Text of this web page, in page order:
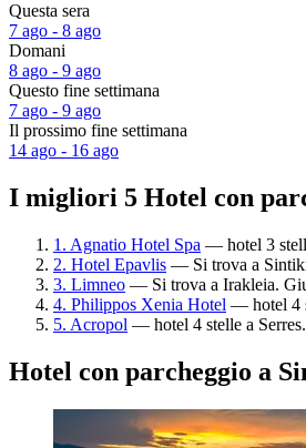
Questa sera
7 ago - 8 ago
Domani
8 ago - 9 ago
Questo fine settimana
7 ago - 9 ago
Il prossimo fine settimana
14 ago - 16 ago
I migliori 5 Hotel con
1. Agnatio Hotel Spa — hotel 3
2. Hotel Epavlis — Si trova a
3. Limneo — Si trova a Irakleia.
4. Philippos Xenia Hotel — hotel 4
5. Acropol — hotel 4 stelle a
Hotel con parcheggio a